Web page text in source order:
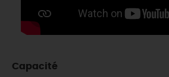
Capacité